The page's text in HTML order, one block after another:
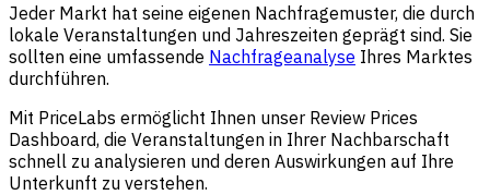
Jeder Markt hat seine eigenen Nachfragemuster, die durch
lokale Veranstaltungen und Jahreszeiten geprägt sind. Sie
sollten eine umfassende Nachfrageanalyse Ihres Marktes
durchführen.
Mit PriceLabs ermöglicht Ihnen unser Review Prices
Dashboard, die Veranstaltungen in Ihrer Nachbarschaft
schnell zu analysieren und deren Auswirkungen auf Ihre
Unterkunft zu verstehen.